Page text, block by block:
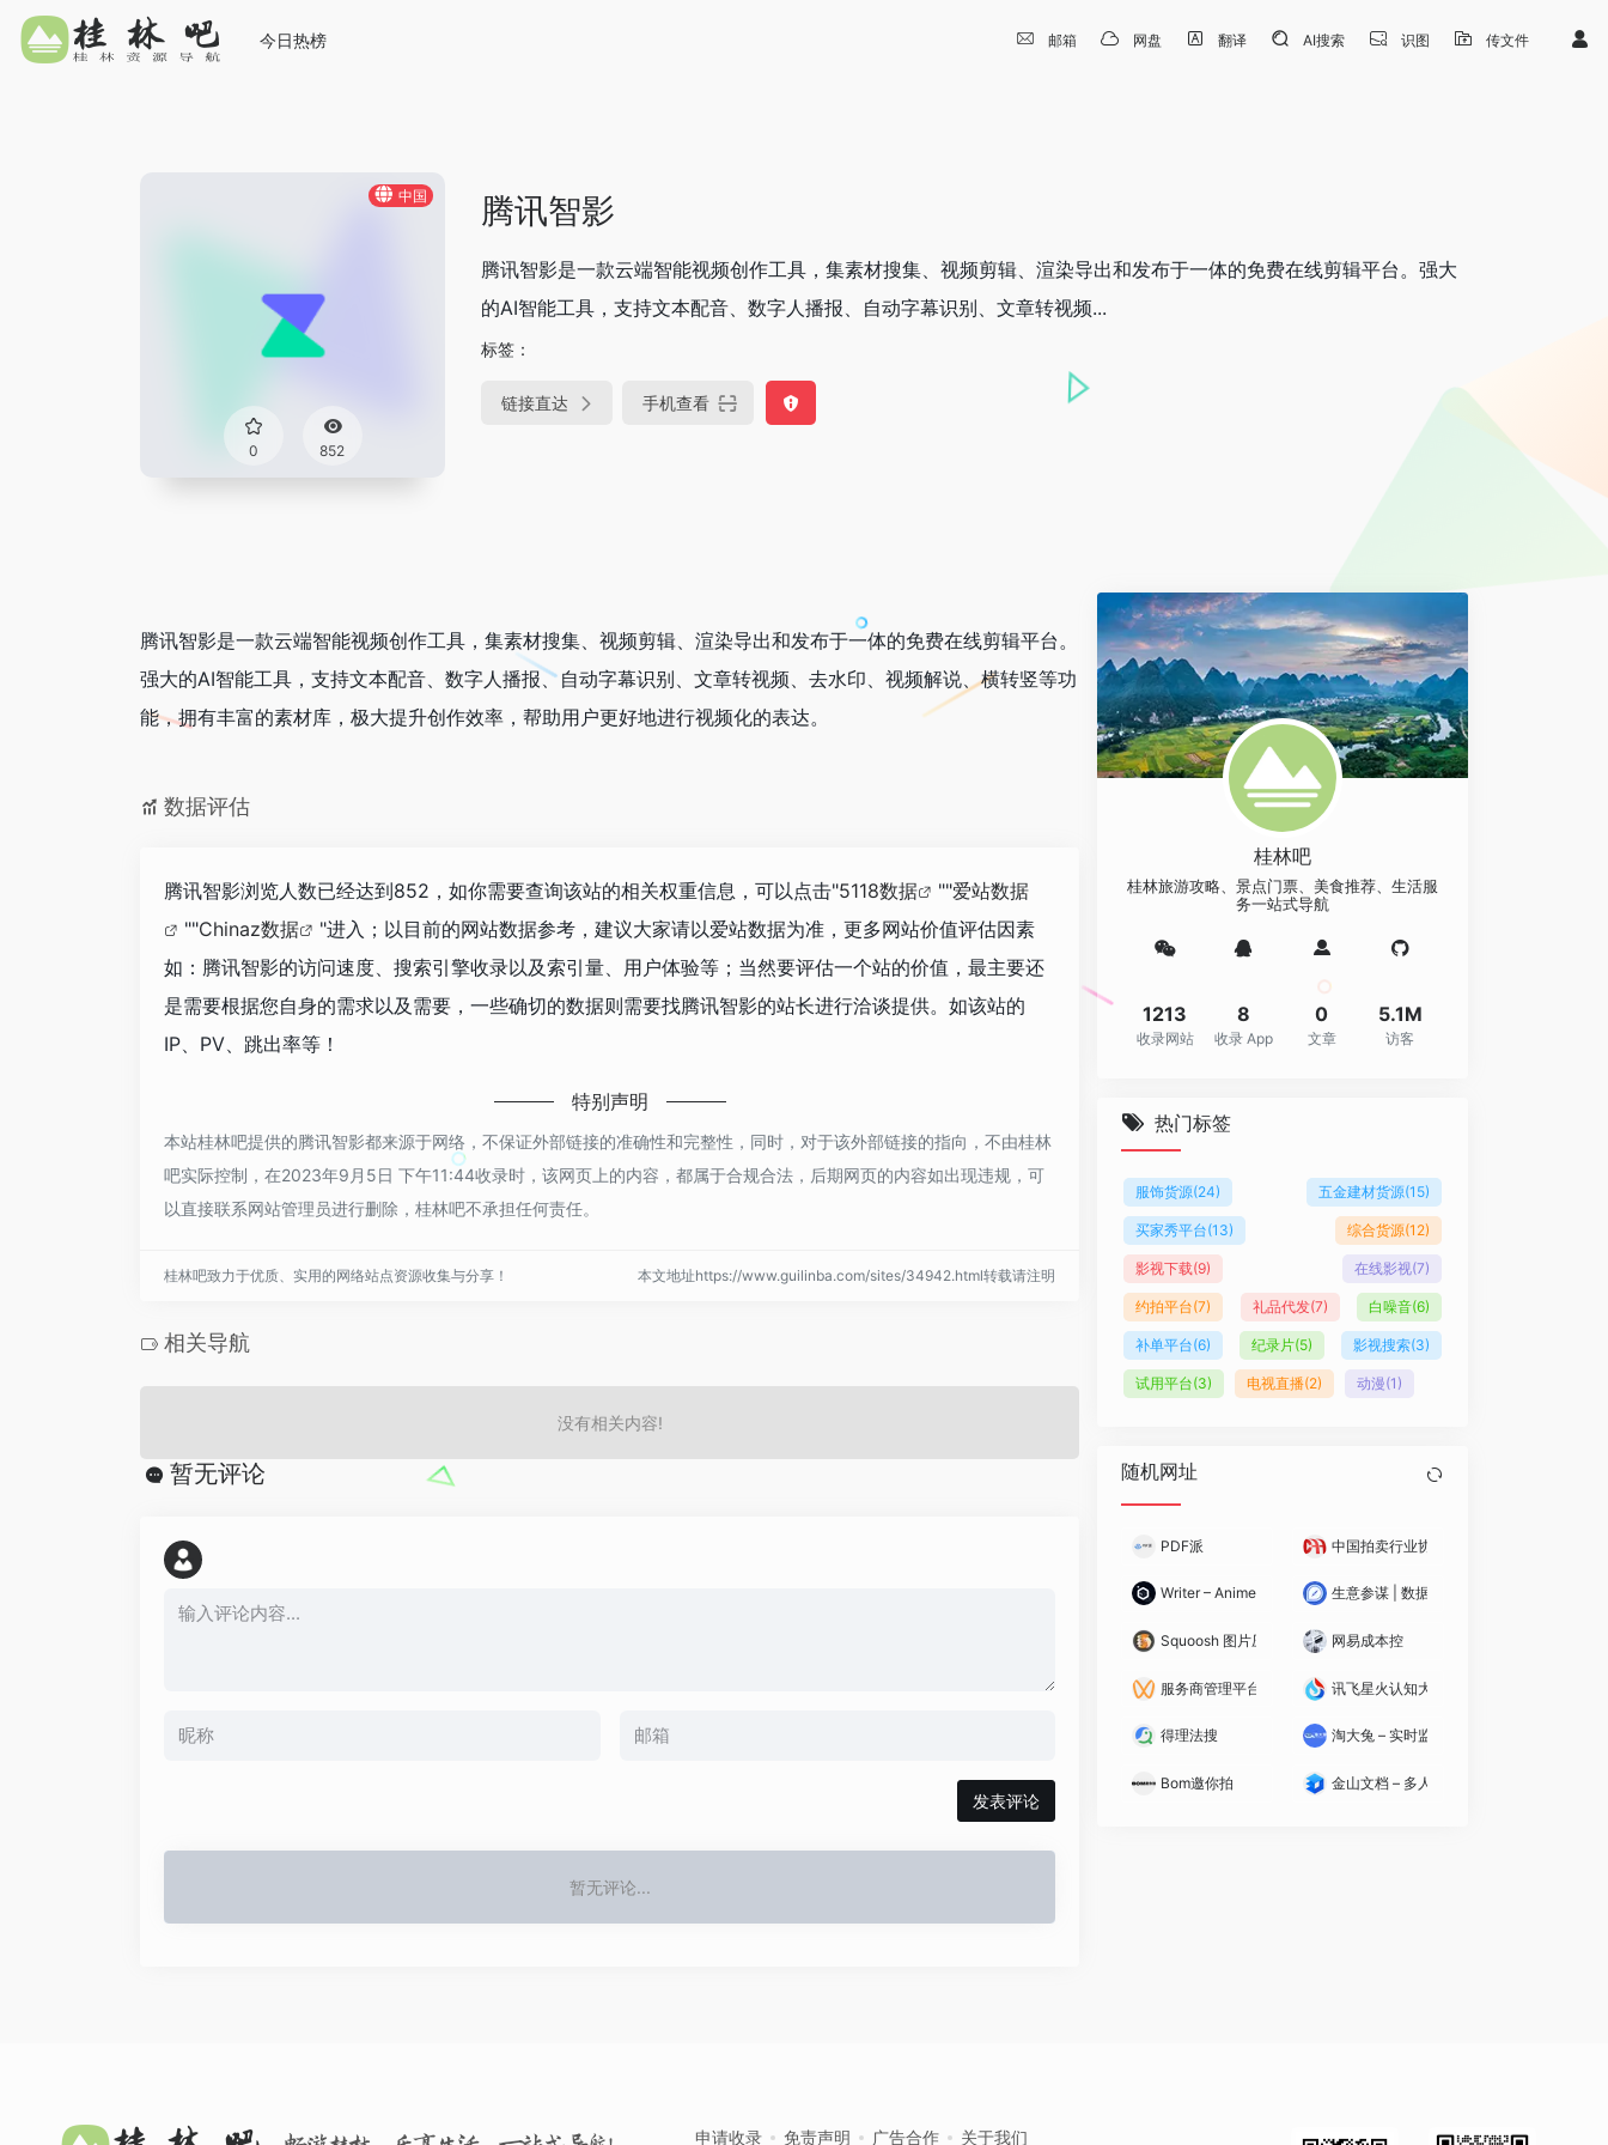
今日热榜 邮箱 网盘 翻译 AI搜索 识图 传文件
中国
0 852
腾讯智影
腾讯智影是一款云端智能视频创作工具，集素材搜集、视频剪辑、渲染导出和发布于一体的免费在线剪辑平台。强大
的AI智能工具，支持文本配音、数字人播报、自动字幕识别、文章转视频...
标签：
链接直达 手机查看
腾讯智影是一款云端智能视频创作工具，集素材搜集、视频剪辑、渲染导出和发布于一体的免费在线剪辑平台。
强大的AI智能工具，支持文本配音、数字人播报、自动字幕识别、文章转视频、去水印、视频解说、横转竖等功
能，拥有丰富的素材库，极大提升创作效率，帮助用户更好地进行视频化的表达。
数据评估
腾讯智影浏览人数已经达到852，如你需要查询该站的相关权重信息，可以点击"5118数据 ""爱站数据
""Chinaz数据
"进入；以目前的网站数据参考，建议大家请以爱站数据为准，更多网站价值评估因素
如：腾讯智影的访问速度、搜索引擎收录以及索引量、用户体验等；当然要评估一个站的价值，最主要还
是需要根据您自身的需求以及需要，一些确切的数据则需要找腾讯智影的站长进行洽谈提供。如该站的
IP、PV、跳出率等！
特别声明
本站桂林吧提供的腾讯智影都来源于网络，不保证外部链接的准确性和完整性，同时，对于该外部链接的指向，不由桂林
吧实际控制，在2023年9月5日 下午11:44收录时，该网页上的内容，都属于合规合法，后期网页的内容如出现违规，可
以直接联系网站管理员进行删除，桂林吧不承担任何责任。
桂林吧致力于优质、实用的网络站点资源收集与分享！ 本文地址https://www.guilinba.com/sites/34942.html转载请注明
相关导航
没有相关内容!
暂无评论
发表评论
暂无评论...
桂林吧
桂林旅游攻略、景点门票、美食推荐、生活服
务一站式导航
1213
收录网站
8
收录 App
0
文章
5.1M
访客
热门标签
服饰货源(24) 五金建材货源(15)
买家秀平台(13) 综合货源(12)
影视下载(9) 在线影视(7)
约拍平台(7) 礼品代发(7) 白噪音(6)
补单平台(6) 纪录片(5) 影视搜索(3)
试用平台(3) 电视直播(2) 动漫(1)
随机网址
PDF派 中国拍卖行业协会
Writer – Anime AI 生意参谋 | 数据学院
Squoosh 图片压缩 网易成本控
服务商管理平台 讯飞星火认知大模型
得理法搜 淘大兔 – 实时监控竞品数据
Bom邀你拍 金山文档 – 多人实时协作的在线Office
申请收录 免责声明 广告合作 关于我们